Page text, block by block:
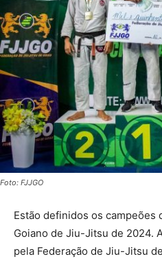
Foto: FJJGO
Estão definidos os campeões
Goiano de Jiu-Jitsu de 2024.
pela Federação de Jiu-Jitsu